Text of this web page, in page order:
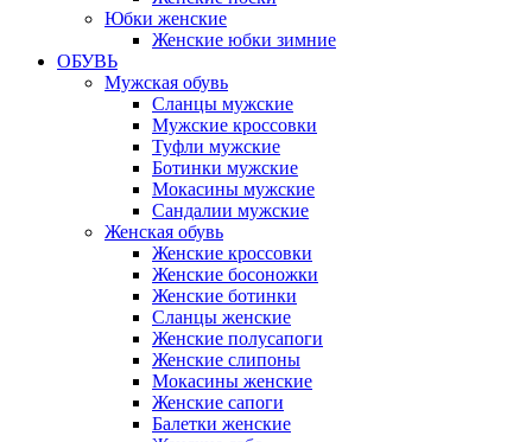
Юбки женские
Женские юбки зимние
ОБУВЬ
Мужская обувь
Сланцы мужские
Мужские кроссовки
Туфли мужские
Ботинки мужские
Мокасины мужские
Сандалии мужские
Женская обувь
Женские кроссовки
Женские босоножки
Женские ботинки
Сланцы женские
Женские полусапоги
Женские слипоны
Мокасины женские
Женские сапоги
Балетки женские